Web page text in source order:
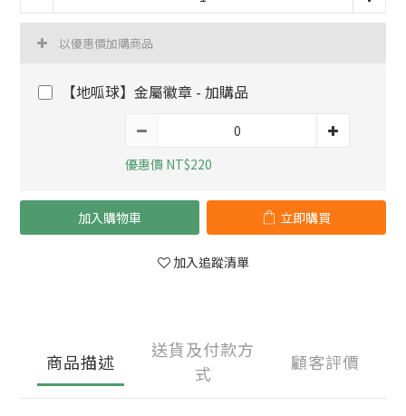
以優惠價加購商品
【地呱球】金屬徽章 - 加購品
優惠價 NT$220
加入購物車 立即購買
加入追蹤清單
商品描述
送貨及付款方
式
顧客評價